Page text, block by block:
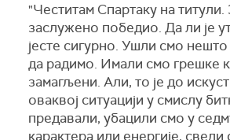
"Честитам Спартаку на
заслужено победио. Да ли је
јесте сигурно. Ушли смо
да радимо. Имали смо грешке
замагљени. Али, то је до
оваквој ситуацији у смислу
предавали, убацили смо у
карактера или енергије,